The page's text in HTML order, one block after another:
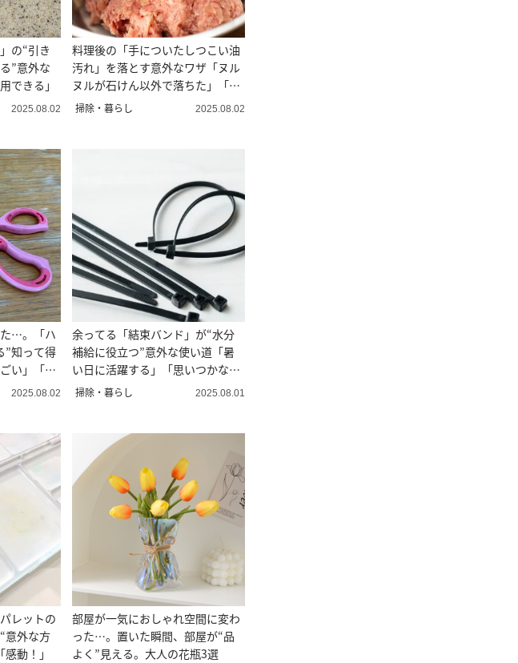
の“引き
”意外な
できる」
2025.08.02
料理後の「手についたしつこい油
汚れ」を落とす意外なワザ「ヌル
ヌルが石けん以外で落ちた」「す
ごい」
掃除・暮らし 2025.08.02
…。「ハ
”知って得
い」「試
2025.08.02
余ってる「結束バンド」が“水分
補給に役立つ”意外な使い道「暑
い日に活躍する」「思いつかなか
った」
掃除・暮らし 2025.08.01
レットの
意外な方
動！」
部屋が一気におしゃれ空間に変わ
った…。置いた瞬間、部屋が“品
よく”見える。大人の花瓶3選